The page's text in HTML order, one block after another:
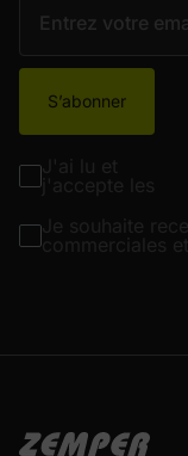
S’abonner